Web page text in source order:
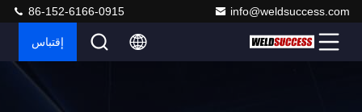
info@weldsuccess.com
86-152-6166-0915
إقتباس